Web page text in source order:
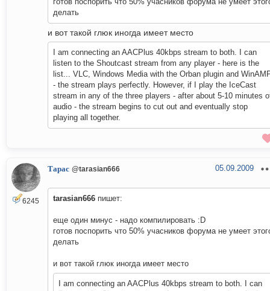
делать
и вот такой глюк иногда имеет место
I am connecting an AACPlus 40kbps stream to both. I can
listen to the Shoutcast stream from any player - here is the
list... VLC, Windows Media with the Orban plugin and
- the stream plays perfectly. However, if I play the IceCast
stream in any of the three players - after about 5-10 minutes
audio - the stream begins to cut out and eventually stop
playing all together.
6245
Тарас @tarasian666 05.09.2009
tarasian666 пишет:
еще один минус - надо компилировать :D
готов поспорить что 50% учасников форума не умеет
делать
и вот такой глюк иногда имеет место
I am connecting an AACPlus 40kbps stream to both. I can